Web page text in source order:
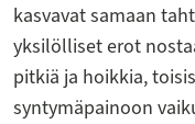
kasvavat samaan
yksilölliset erot
pitkiä ja hoikkia,
syntymäpainoon